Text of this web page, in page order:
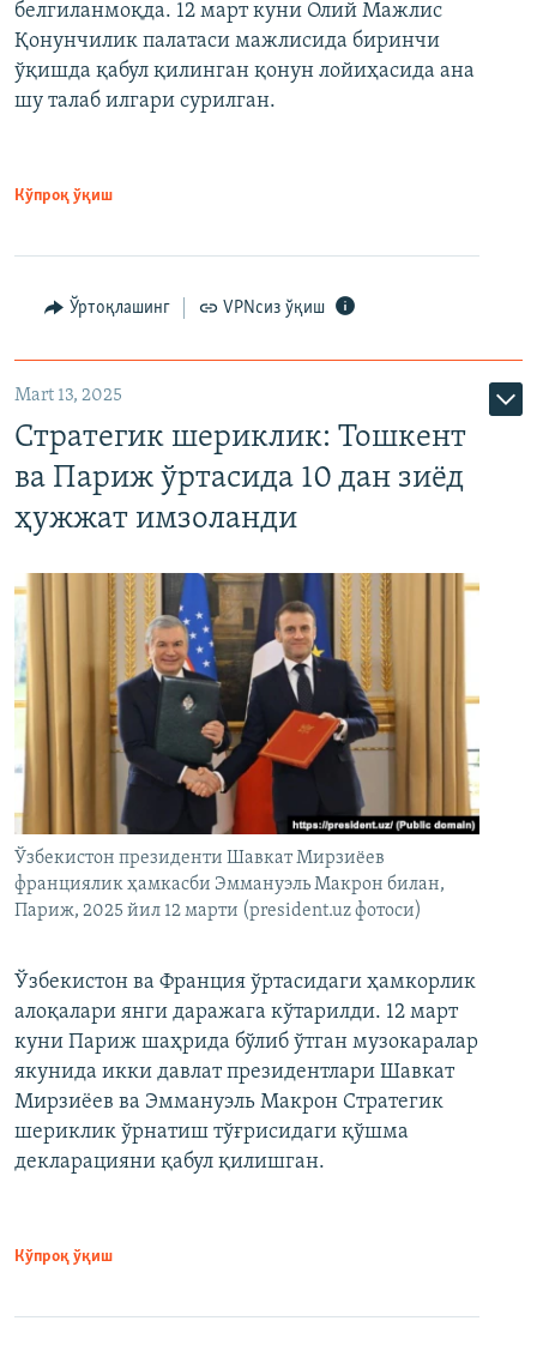
белгиланмоқда. 12 март куни Олий Мажлис
Қонунчилик палатаси мажлисида биринчи
ўқишда қабул қилинган қонун лойиҳасида ана
шу талаб илгари сурилган.
Кўпроқ ўқиш
Ўртоқлашинг VPNсиз ўқиш
Mart 13, 2025
Стратегик шериклик: Тошкент
ва Париж ўртасида 10 дан зиёд
ҳужжат имзоланди
Ўзбекистон президенти Шавкат Мирзиёев
франциялик ҳамкасби Эммануэль Макрон билан,
Париж, 2025 йил 12 марти (president.uz фотоси)
Ўзбекистон ва Франция ўртасидаги ҳамкорлик
алоқалари янги даражага кўтарилди. 12 март
куни Париж шаҳрида бўлиб ўтган музокаралар
якунида икки давлат президентлари Шавкат
Мирзиёев ва Эммануэль Макрон Стратегик
шериклик ўрнатиш тўғрисидаги қўшма
декларацияни қабул қилишган.
Кўпроқ ўқиш